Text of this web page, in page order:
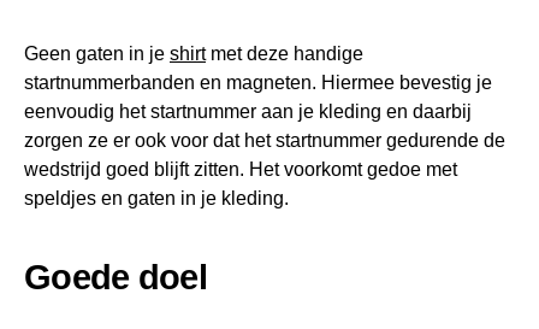
Geen gaten in je shirtmet deze handige
startnummerbanden en magneten. Hiermee bevestig je
eenvoudig het startnummer aan je kleding en daarbij
zorgen ze er ook voor dat het startnummer gedurende de
wedstrijd goed blijft zitten. Het voorkomt gedoe met
speldjes en gaten in je kleding.
Goede doel